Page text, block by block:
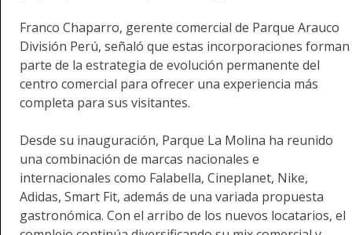
Franco Chaparro, gerente comercial de Parque Arauco
División Perú, señaló que estas incorporaciones forman
parte de la estrategia de evolución permanente del
centro comercial para ofrecer una experiencia más
completa para sus visitantes.
Desde su inauguración, Parque La Molina ha reunido
una combinación de marcas nacionales e
internacionales como Falabella, Cineplanet, Nike,
Adidas, Smart Fit, además de una variada propuesta
gastronómica. Con el arribo de los nuevos locatarios, el